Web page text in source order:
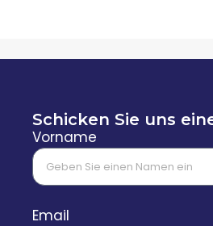
Schicken Sie uns
Vorname
Email